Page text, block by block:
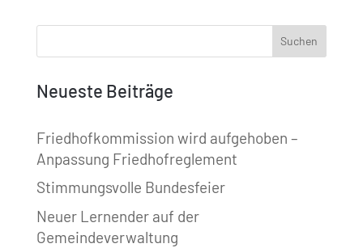
Neueste Beiträge
Friedhofkommission wird aufgehoben –
Anpassung Friedhofreglement
Stimmungsvolle Bundesfeier
Neuer Lernender auf der
Gemeindeverwaltung